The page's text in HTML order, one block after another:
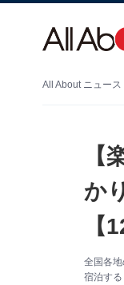
All About ニュース
【
か
【
全国各
宿泊す